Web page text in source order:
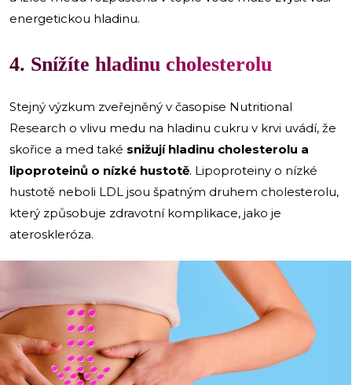
energetickou hladinu.
4. Snížíte hladinu cholesterolu
Stejný výzkum zveřejněný v časopise Nutritional
Research o vlivu medu na hladinu cukru v krvi uvádí, že
skořice a med také snižují hladinu cholesterolu a
lipoproteinů o nízké hustotě. Lipoproteiny o nízké
hustotě neboli LDL jsou špatným druhem cholesterolu,
který způsobuje zdravotní komplikace, jako je
ateroskleróza.